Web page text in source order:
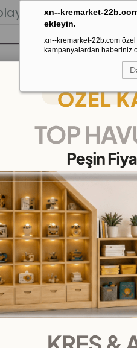
xn--kremarket-
ekleyin.
xn--kremarket-22b.com özel
kampanyalardan haberiniz
Stoktan
Kaydırak
Sünger Oyun Grubu